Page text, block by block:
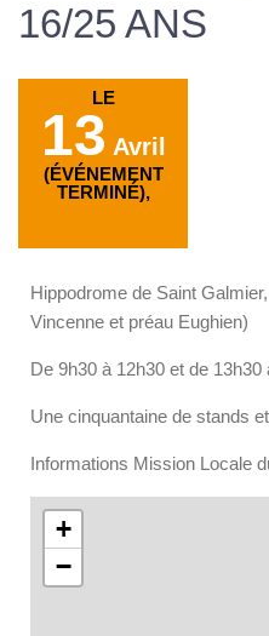
16/25 ANS
LE
13 Avril
(ÉVÉNEMENT
TERMINÉ),
Hippodrome de Saint
Vincenne et préau Eughien)
De 9h30 à 12h30 et de 13h30
Une cinquantaine de stands
Informations Mission Locale
+
−